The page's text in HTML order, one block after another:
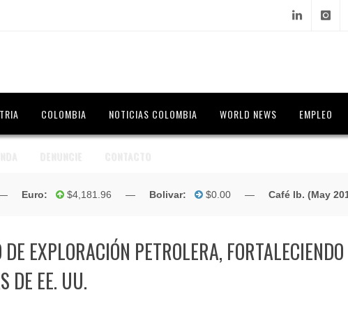
COLOMBIA NOTICIAS COLOMBIA WORLD NEWS EMPLEO
Euro: $4,181.96 —Bolivar: $0.00 —Café lb. (May 2019) :
EXPLORACIÓN PETROLERA, FORTALECIENDO
DE EE. UU.